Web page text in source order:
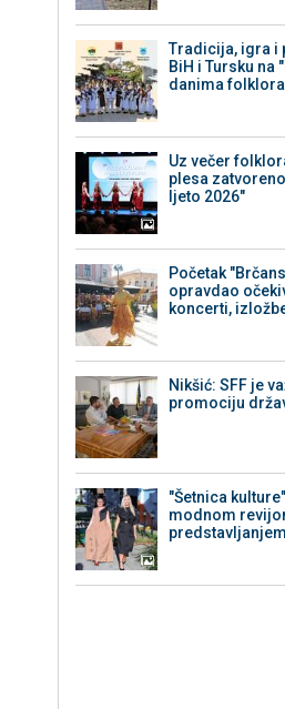
Tradicija, igra i
BiH i Tursku
danima
Uz večer
plesa
ljeto 2026"
Početak
opravdao
koncerti,
Nikšić: SFF je
promociju
"Šetnica
modnom